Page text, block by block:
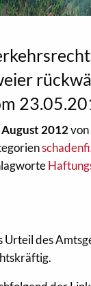
August 2012von
Urteil des